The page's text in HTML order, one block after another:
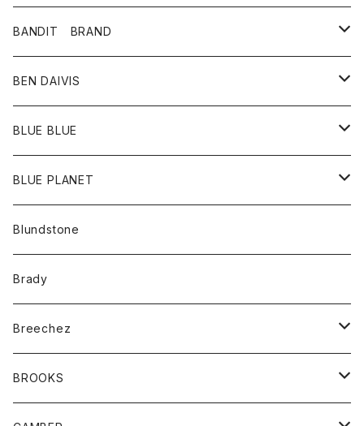
パンツ
靴
革ジャケット
アクセサリー
バッグ
ポーチ
BANDIT BRAND
トップス
Ｔシャツ
BEN DAIVIS
ポトム
パンツ
BLUE BLUE
アウター
カーディガン
コート
アクセサリー
バッグ
ベルト
キッズ
Tシャツ
グッズ
アンダーウェアー
カードホルダー
トップス
BLUE PLANET
サングラス
Blundstone
Brady
Breechez
シャツ
BROOKS